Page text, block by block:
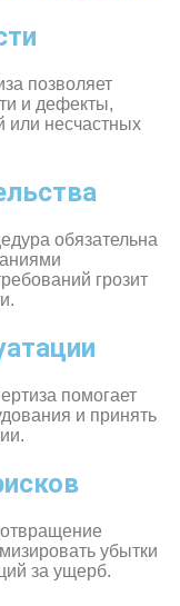
позволяет
и дефекты,
или несчастных
обязательна
грозит
помогает
и принять
убытки
за ущерб.